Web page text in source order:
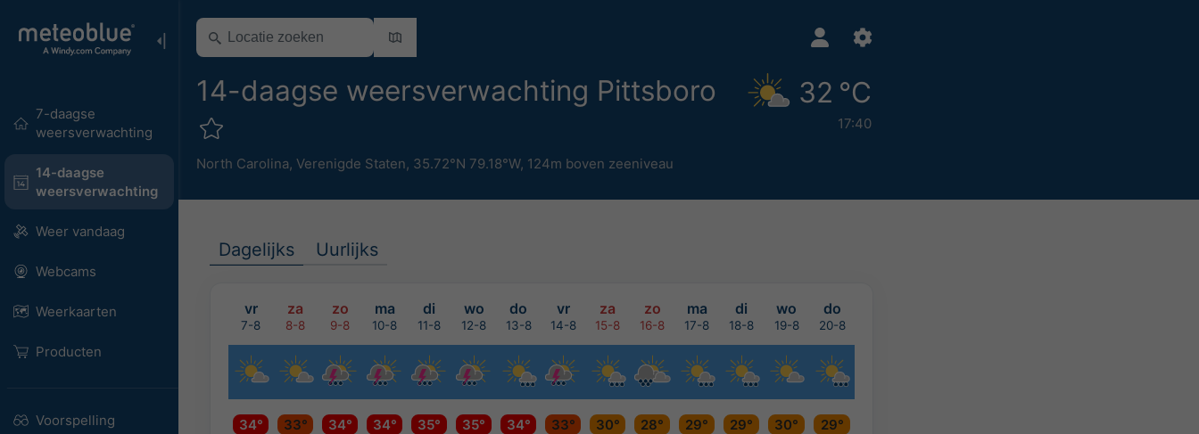
7-daagse
weersverwachting
14-daagse
weersverwachting
Weer vandaag
Webcams
Weerkaarten
Producten
Voorspelling
14-daagse weersverwachting Pittsboro
North Carolina, Verenigde Staten, 35.72°N 79.18°W, 124m boven zeeniveau
32 °C
17:40
Dagelijks Uurlijks
vr za zo ma di wo do vr za zo ma di wo do
7-8 8-8 9-8 10-8 11-8 12-8 13-8 14-8 15-8 16-8 17-8 18-8 19-8 20-8
34° 33° 34° 34° 35° 35° 34° 33° 30° 28° 29° 29° 30°
29°